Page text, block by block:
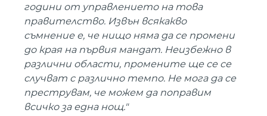
години от управлението на това
правителство. Извън всякакво
съмнение е, че нищо няма да се промени
до края на първия мандат. Неизбежно в
различни области, промените ще се се
случват с различно темпо. Не мога да се
преструвам, че можем да поправим
всичко за една нощ."